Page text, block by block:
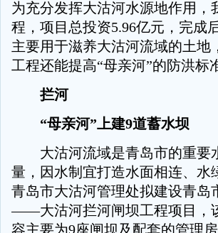
为充分发挥大沽河水源地作用
程，项目总投资5.96亿元，完成
主要用于滋养大沽河流域的土
工程还能提高“母亲河”的防洪标
拦河
“母亲河”上建9道蓄水坝
大沽河流域是青岛市的重要
量，因水制宜打造水面相连、
青岛市大沽河管理处拟建设青岛
——大沽河拦河闸坝工程项目，
容主要为9座闸坝及配套的管理